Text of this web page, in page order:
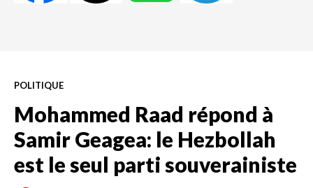
POLITIQUE
Mohammed Raad répond à
Samir Geagea: le Hezbollah
est le seul parti souverainiste